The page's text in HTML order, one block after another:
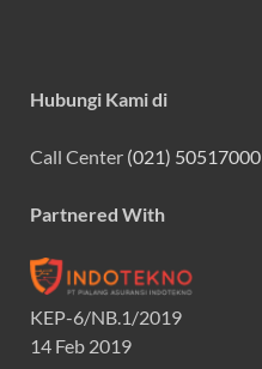
Hubungi Kami di
Call Center (021) 50517000
Partnered With
KEP-6/NB.1/2019
14 Feb 2019